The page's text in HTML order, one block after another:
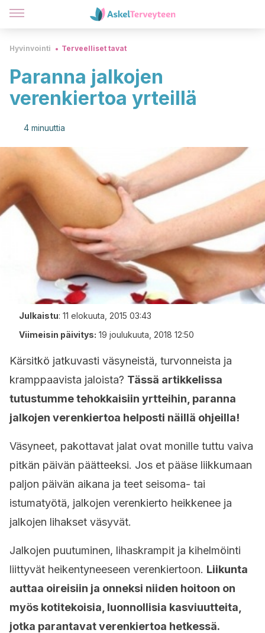
Hyvinvointi Terveelliset tavat
Paranna jalkojen
verenkiertoa yrteillä
4 minuuttia
Julkaistu: 11 elokuuta, 2015 03:43
Viimeisin päivitys: 19 joulukuuta, 2018 12:50
Kärsitkö jatkuvasti väsyneistä, turvonneista ja
kramppaavista jaloista? Tässä artikkelissa
tutustumme tehokkaisiin yrtteihin, paranna
jalkojen verenkiertoa helposti näillä ohjeilla!
Väsyneet, pakottavat jalat ovat monille tuttu vaiva
pitkän päivän päätteeksi. Jos et pääse liikkumaan
paljon päivän aikana ja teet seisoma- tai
istumatyötä, jalkojen verenkierto heikkenee ja
jalkojen lihakset väsyvät.
Jalkojen puutuminen, lihaskrampit ja kihelmöinti
liittyvät heikentyneeseen verenkiertoon. Liikunta
auttaa oireisiin ja onneksi niiden hoitoon on
myös kotitekoisia, luonnollisia kasviuutteita,
jotka parantavat verenkiertoa hetkessä.